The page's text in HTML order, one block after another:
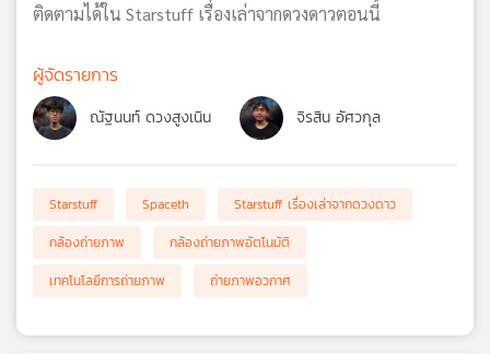
ติดตามได้ใน Starstuff เรื่องเล่าจากดวงดาวตอนนี้
ผู้จัดรายการ
ณัฐนนท์ ดวงสูงเนิน จิรสิน อัศวกุล
Starstuff Spaceth
Starstuff เรื่องเล่าจากดวงดาว
กล้องถ่ายภาพ
กล้องถ่ายภาพอัตโนมัติ
เทคโนโลยีการถ่ายภาพ
ถ่ายภาพอวกาศ